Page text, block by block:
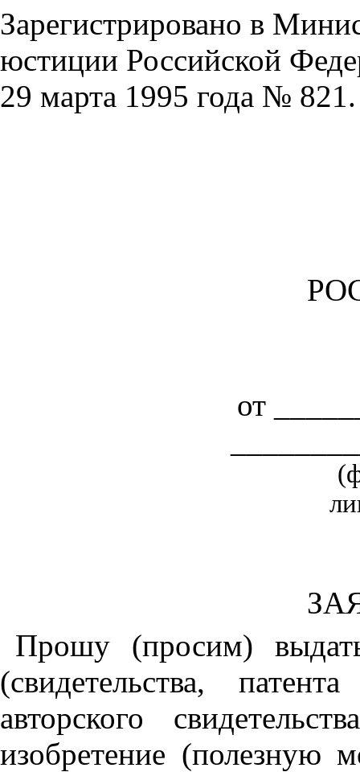
Зарегистрировано в
юстиции Российской
29 марта 1995 года № 821.
от
Прошу (просим)
(свидетельства,
авторского
изобретение (полезную